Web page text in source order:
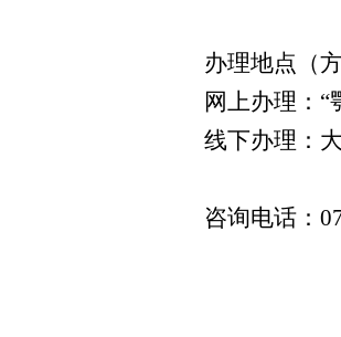
办理地点（
网上办理：“
线下办理：
咨询电话：